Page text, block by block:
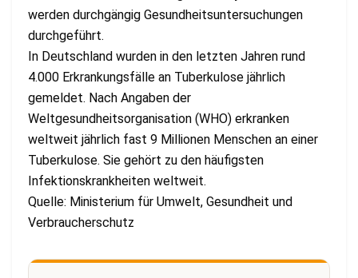
werden durchgängig Gesundheitsuntersuchungen
durchgeführt.
In Deutschland wurden in den letzten Jahren rund
4.000 Erkrankungsfälle an Tuberkulose jährlich
gemeldet. Nach Angaben der
Weltgesundheitsorganisation (WHO) erkranken
weltweit jährlich fast 9 Millionen Menschen an einer
Tuberkulose. Sie gehört zu den häufigsten
Infektionskrankheiten weltweit.
Quelle: Ministerium für Umwelt, Gesundheit und
Verbraucherschutz